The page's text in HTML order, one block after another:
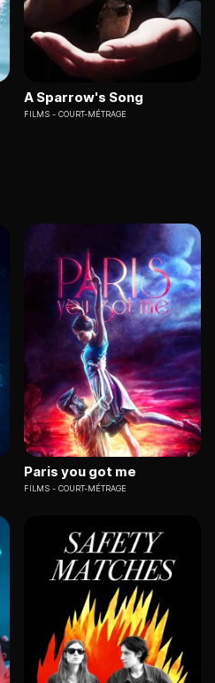
A Sparrow's Song
FILMS COURT-MÉTRAGE
Paris you got me
FILMS COURT-MÉTRAGE